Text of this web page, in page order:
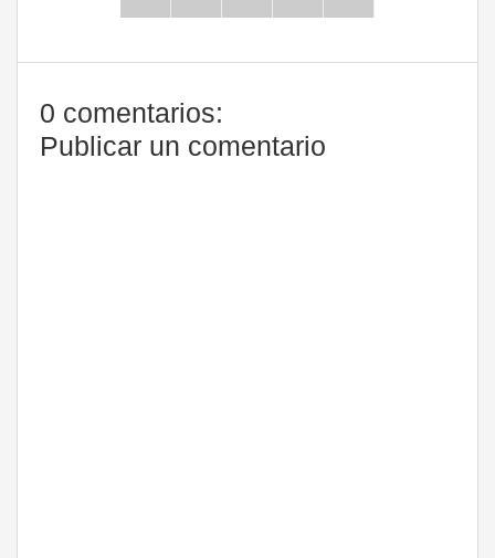
0 comentarios:
Publicar un comentario